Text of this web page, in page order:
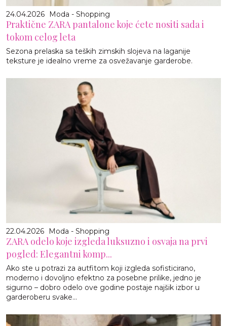
24.04.2026 Moda - Shopping
Praktične ZARA pantalone koje ćete nositi sada i
tokom celog leta
Sezona prelaska sa teških zimskih slojeva na laganije
teksture je idealno vreme za osvežavanje garderobe.
22.04.2026 Moda - Shopping
ZARA odelo koje izgleda luksuzno i osvaja na prvi
pogled: Elegantni komp...
Ako ste u potrazi za autfitom koji izgleda sofisticirano,
moderno i dovoljno efektno za posebne prilike, jedno je
sigurno – dobro odelo ove godine postaje najšik izbor u
garderoberu svake...